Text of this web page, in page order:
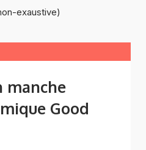
exaustive)
manche
Good